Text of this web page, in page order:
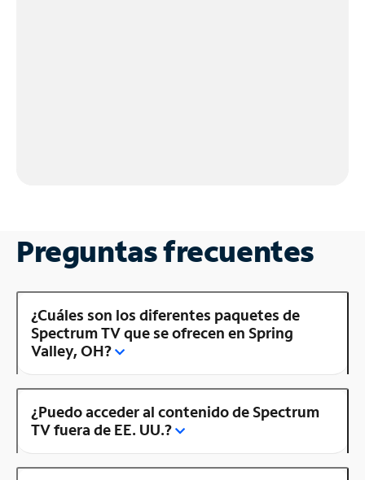
Preguntas frecuentes
¿Cuáles son los diferentes paquetes de
Spectrum TV que se ofrecen en Spring
Valley, OH?
¿Puedo acceder al contenido de Spectrum
TV fuera de EE. UU.?